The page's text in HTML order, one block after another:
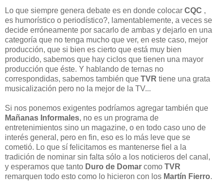
Lo que siempre genera debate es en donde colocar CQC ,
es humorístico o periodístico?, lamentablemente, a veces se
decide erróneamente por sacarlo de ambas y dejarlo en una
categoría que no tenga mucho que ver, en este caso, mejor
producción, que si bien es cierto que está muy bien
producido, sabemos que hay ciclos que tienen una mayor
producción que éste. Y hablando de ternas no
correspondidas, sabemos también que TVR tiene una grata
musicalización pero no la mejor de la TV...
Si nos ponemos exigentes podríamos agregar también que
Mañanas Informales, no es un programa de
entretenimientos sino un magazine, o en todo caso uno de
interés general, pero en fin, eso es lo más leve que se
cometió. Lo que sí felicitamos es mantenerse fiel a la
tradición de nominar sin falta sólo a los noticieros del canal,
y esperamos que tanto Duro de Domar como TVR
remarquen todo esto como lo hicieron con los Martín Fierro.